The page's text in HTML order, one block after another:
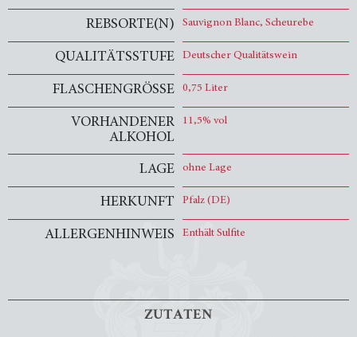
REBSORTE(N) Sauvignon Blanc, Scheurebe
QUALITÄTSSTUFE Deutscher Qualitätswein
FLASCHENGRÖSSE 0,75 Liter
VORHANDENER
ALKOHOL
11,5% vol
LAGE ohne Lage
HERKUNFT Pfalz (DE)
ALLERGENHINWEIS Enthält Sulfite
ZUTATEN